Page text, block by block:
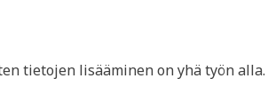
tietojen lisääminen on yhä työn alla.